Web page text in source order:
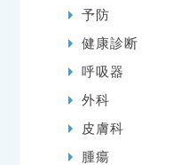
予防
健康診断
呼吸器
外科
皮膚科
腫瘍